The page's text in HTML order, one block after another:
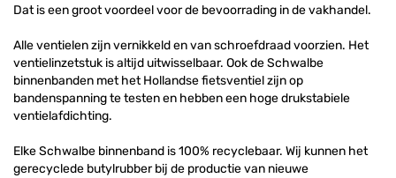
Dat is een groot voordeel voor de bevoorrading in de vakhandel.
Alle ventielen zijn vernikkeld en van schroefdraad voorzien. Het
ventielinzetstuk is altijd uitwisselbaar. Ook de Schwalbe
binnenbanden met het Hollandse fietsventiel zijn op
bandenspanning te testen en hebben een hoge drukstabiele
ventielafdichting.
Elke Schwalbe binnenband is 100% recyclebaar. Wij kunnen het
gerecyclede butylrubber bij de productie van nieuwe